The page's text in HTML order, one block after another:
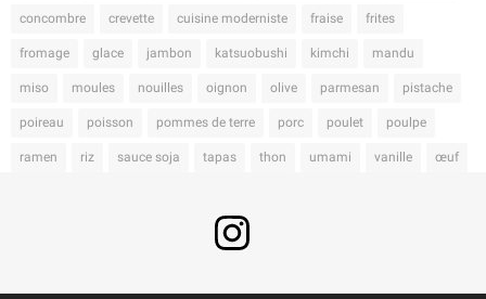
concombre crevette cuisine moderniste fraise frites
fromage glace jambon katsuobushi kimchi mandu
miso moules nouilles oignon olive parmesan pistache
poireau poisson pommes de terre porc poulet poulpe
ramen riz sauce soja tapas thon umami vanille œuf